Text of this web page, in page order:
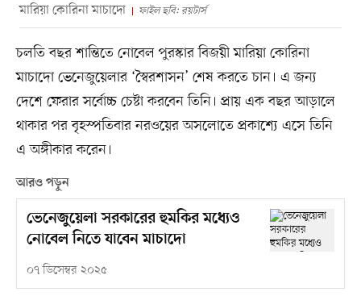
মারিয়া কোরিনা মাচাদো ফাইল ছবি: রয়টার্স
চলতি বছর শান্তিতে নোবেল পুরস্কার বিজয়ী মারিয়া কোরিনা
মাচাদো ভেনেজুয়েলার ‘স্বৈরশাসন’ শেষ করতে চান। এ জন্য
দেশে ফেরার সর্বোচ্চ চেষ্টা করবেন তিনি। প্রায় এক বছর আড়ালে
থাকার পর বৃহস্পতিবার নরওয়ের অসলোতে প্রকাশ্যে এসে তিনি
এ অঙ্গীকার করেন।
আরও পড়ুন
ভেনেজুয়েলা সরকারের হুমকির মধ্যেও
নোবেল নিতে যাবেন মাচাদো
০৭ ডিসেম্বর ২০২৫